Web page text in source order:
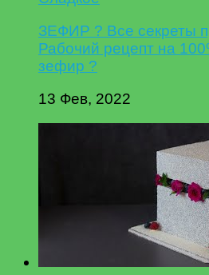
ЗЕФИР ? Все секреты
Рабочий рецепт на
зефир ?
13 Фев, 2022